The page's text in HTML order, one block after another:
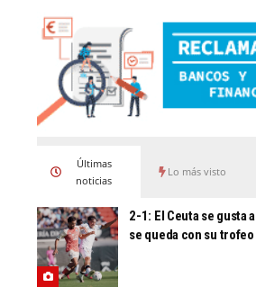
Últimas
noticias
Lo más visto
2-1: El Ceuta se gusta
se queda con su trofeo